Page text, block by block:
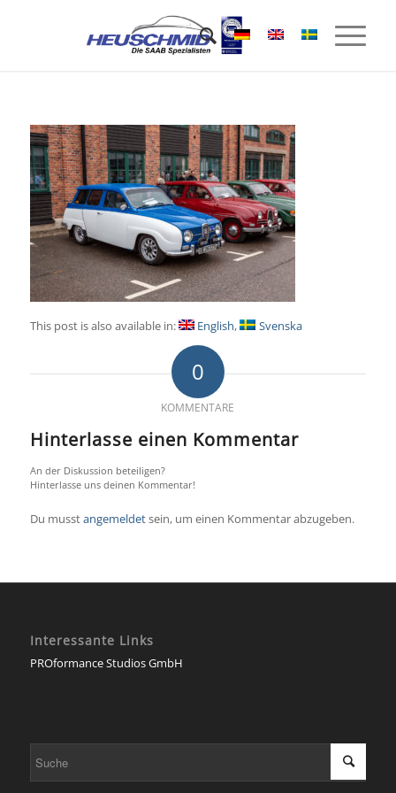
This post is also available in: English Svenska
0
KOMMENTARE
Hinterlasse einen Kommentar
An der Diskussion beteiligen?
Hinterlasse uns deinen Kommentar!
Du musstangemeldetsein, um einen Kommentar abzugeben.
Interessante Links
PROformance Studios GmbH